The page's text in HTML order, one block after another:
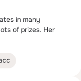
in many
of prizes. Her